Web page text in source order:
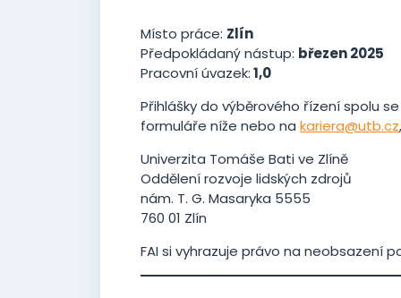
Místo práce: Zlín
Předpokládaný nástup: březen 2025
Pracovní úvazek:1,0
Přihlášky do výběrového řízení spolu
formuláře níže nebo na kariera@utb.cz
Univerzita Tomáše Bati ve Zlíně
Oddělení rozvoje lidských zdrojů
nám. T. G. Masaryka 5555
760 01 Zlín
FAI si vyhrazuje právo na neobsazení